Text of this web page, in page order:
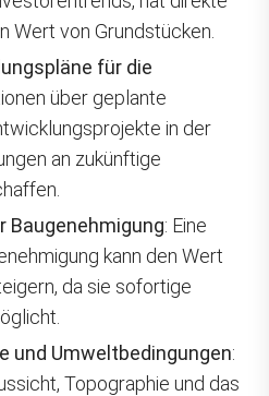
Wert von Grundstücken.
für die
über geplante
in der
an zukünftige
Baugenehmigung: Eine
kann den Wert
da sie sofortige
und Umweltbedingungen:
Topographie und das